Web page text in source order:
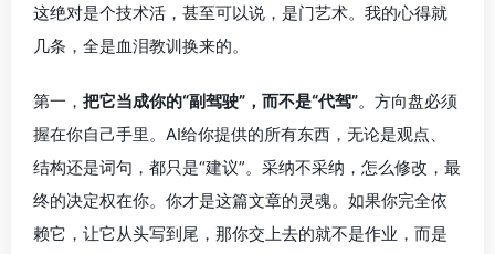
这绝对是个技术活，甚至可以说，是门艺术。我的心得就
几条，全是血泪教训换来的。
第一， 把它当成你的“副驾驶”，而不是“代驾”。方向盘必须
握在你自己手里。AI给你提供的所有东西，无论是观点、
结构还是词句，都只是“建议”。采纳不采纳，怎么修改，最
终的决定权在你。你才是这篇文章的灵魂。如果你完全依
赖它，让它从头写到尾，那你交上去的就不是作业，而是